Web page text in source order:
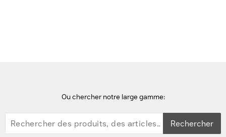
Ou chercher notre large gamme:
Rechercher